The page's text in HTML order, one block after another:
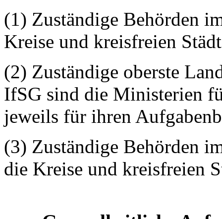
(1) Zuständige Behörden
Kreise und kreisfreien
(2) Zuständige oberste
IfSG sind die Ministerien
jeweils für ihren
(3) Zuständige Behörden
die Kreise und kreisfreien